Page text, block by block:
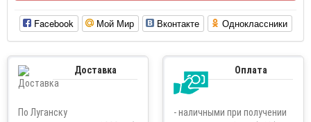
Facebook Мой Мир Вконтакте Одноклассники
Доставка
По Луганску
Оплата
- наличными при получении